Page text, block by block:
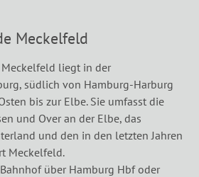
Meckelfeld
liegt in der
südlich von Hamburg-Harburg
bis zur Elbe. Sie umfasst die
und Over an der Elbe, das
und den in den letzten Jahren
Meckelfeld.
über Hamburg Hbf oder